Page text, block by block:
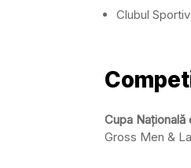
Clubul
Cupa Națională
Gross Men &